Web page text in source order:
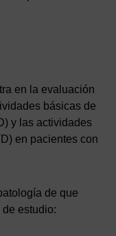
en la evaluación
básicas de
y las actividades
en pacientes con
de que
estudio: